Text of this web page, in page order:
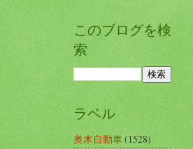
このブログを検
索
ラベル
奥木自動車(1528)